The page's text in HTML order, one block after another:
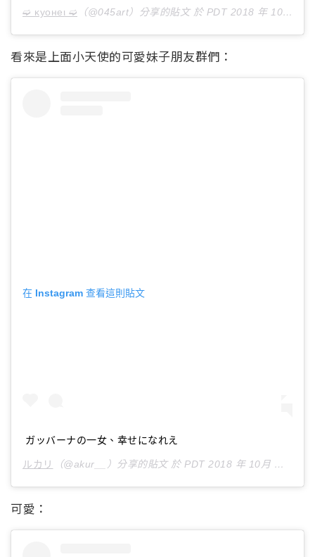
➫ ĸyoнeι ➫ （@045art）分享的貼文 於 PDT 2018 年 10月 月 28 日 上午 6:18
看來是上面小天使的可愛妹子朋友群們：
在 Instagram 查看這則貼文
ガッバーナの一女、幸せになれえ
ルカリ （@akur__）分享的貼文 於 PDT 2018 年 10月 月 28 日 上午 6:39
可愛：